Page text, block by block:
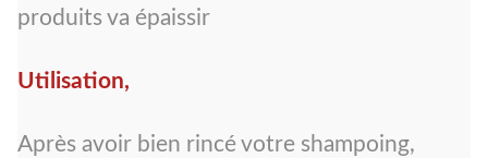
produits va épaissir
Utilisation,
Après avoir bien rincé votre shampoing,